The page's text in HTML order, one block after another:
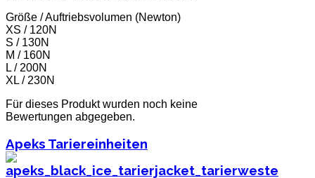
Größe / Auftriebsvolumen (Newton)
XS / 120N
S / 130N
M / 160N
L / 200N
XL / 230N
Für dieses Produkt wurden noch keine
Bewertungen abgegeben.
Apeks Tariereinheiten